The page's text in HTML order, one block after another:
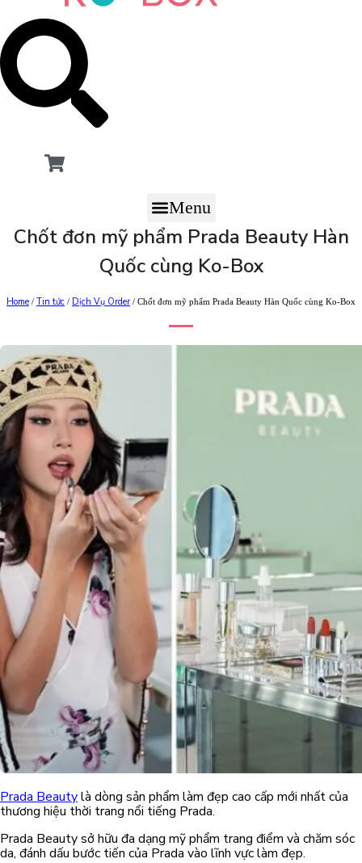
Menu
Chốt đơn mỹ phẩm Prada Beauty Hàn
Quốc cùng Ko-Box
Home / Tin tức / Dịch Vụ Order / Chốt đơn mỹ phẩm Prada Beauty Hàn Quốc cùng Ko-Box
Prada Beautylà dòng sản phẩm làm đẹp cao cấp mới nhất của
thương hiệu thời trang nổi tiếng Prada.
Prada Beauty sở hữu đa dạng mỹ phẩm trang điểm và chăm sóc
da, đánh dấu bước tiến của Prada vào lĩnh vực làm đẹp.